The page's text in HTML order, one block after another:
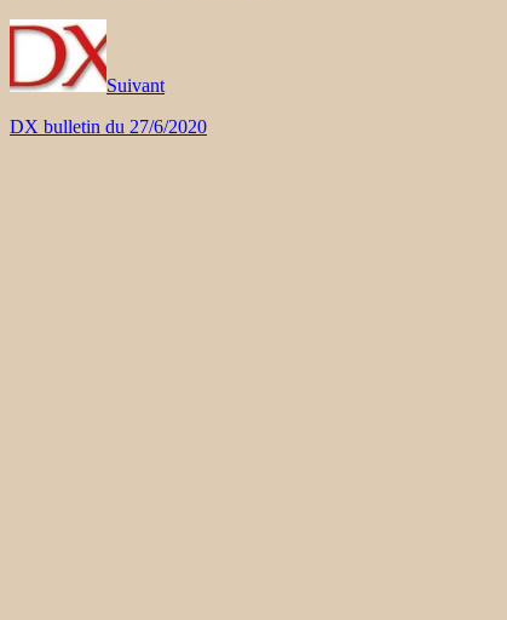
Suivant
DX bulletin du 27/6/2020